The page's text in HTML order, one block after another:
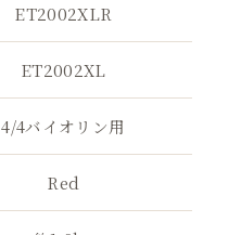
ET2002XLR
ET2002XL
4/4バイオリン用
Red